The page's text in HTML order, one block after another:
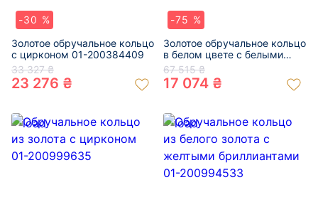
-30 %
Золотое обручальное кольцо
с цирконом 01-200384409
33 327 ₴
23 276 ₴
-75 %
Золотое обручальное кольцо
в белом цвете с белыми
бриллиантами 01-200283029
67 515 ₴
17 074 ₴